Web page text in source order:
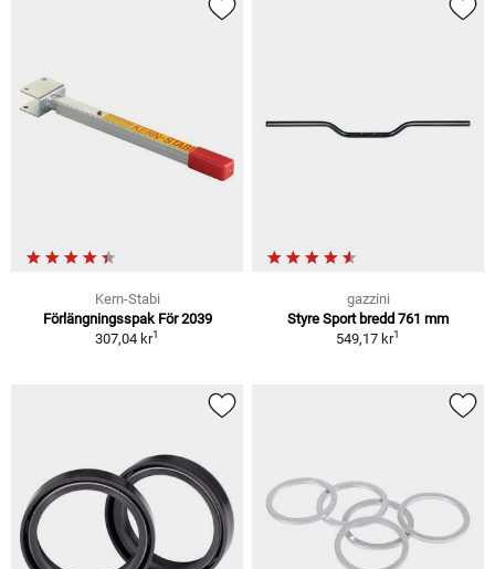
Kern-Stabi
Förlängningsspak För 2039
307,04 kr1
gazzini
Styre Sport bredd 761 mm
549,17 kr1